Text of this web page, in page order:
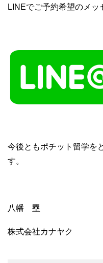
LINEでご予約希望のメッ
今後ともポチット留学を
す。
八幡 塁
株式会社カナヤク